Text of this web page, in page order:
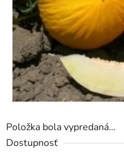
Položka bola vypredaná…
Dostupnosť